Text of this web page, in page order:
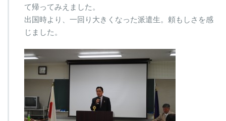
（Ｙ
Ｃ
遣
生
告
会
て帰ってみえました。
出国時より、一回り大きくなった派遣生。頼もしさを感
じました。